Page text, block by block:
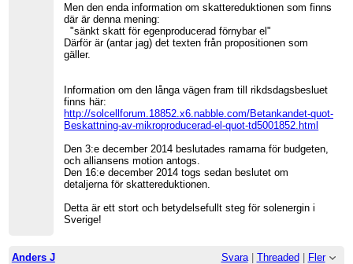
Men den enda information om skattereduktionen som finns
där är denna mening:
"sänkt skatt för egenproducerad förnybar el"
Därför är (antar jag) det texten från propositionen som
gäller.
Information om den långa vägen fram till rikdsdagsbesluet
finns här:
http://solcellforum.18852.x6.nabble.com/Betankandet-quot-
Beskattning-av-mikroproducerad-el-quot-td5001852.html
Den 3:e december 2014 beslutades ramarna för budgeten,
och alliansens motion antogs.
Den 16:e december 2014 togs sedan beslutet om
detaljerna för skattereduktionen.
Detta är ett stort och betydelsefullt steg för solenergin i
Sverige!
Anders J Svara| Threaded
Fler